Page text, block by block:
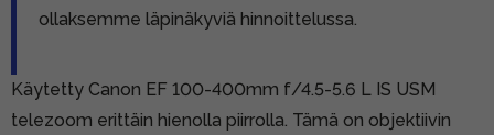
ollaksemme läpinäkyviä hinnoittelussa.
Käytetty Canon EF 100-400mm f/4.5-5.6 L IS USM
telezoom erittäin hienolla piirrolla. Tämä on objektiivin